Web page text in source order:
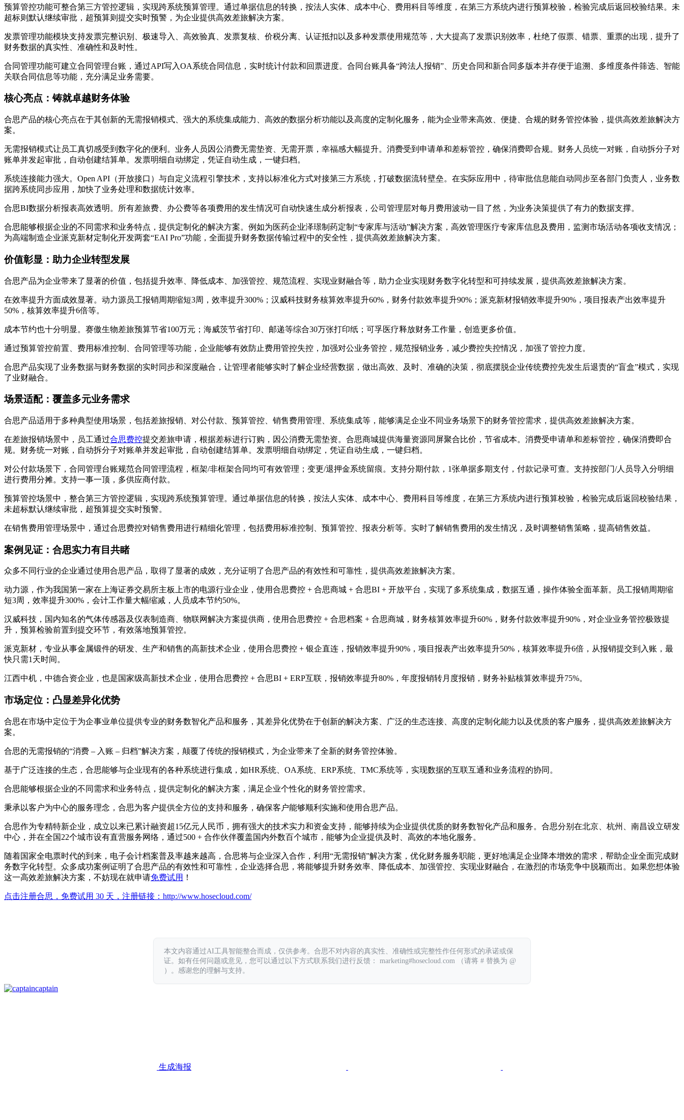
预算管控功能可整合第三方管控逻辑，实现跨系统预算管理。通过单据信息的转换，按法人实体、成本中心、费用科目等维度，在第三方系统内进行预算校验，检验完成后返回校验结果。未
超标则默认继续审批，超预算则提交实时预警，为企业提供高效差旅解决方案。
发票管理功能模块支持发票完整识别、极速导入、高效验真、发票复核、价税分离、认证抵扣以及多种发票使用规范等，大大提高了发票识别效率，杜绝了假票、错票、重票的出现，提升了
财务数据的真实性、准确性和及时性。
合同管理功能可建立合同管理台账，通过API写入OA系统合同信息，实时统计付款和回票进度。合同台账具备“跨法人报销”、历史合同和新合同多版本并存便于追溯、多维度条件筛选、智能
关联合同信息等功能，充分满足业务需要。
核心亮点：铸就卓越财务体验
合思产品的核心亮点在于其创新的无需报销模式、强大的系统集成能力、高效的数据分析功能以及高度的定制化服务，能为企业带来高效、便捷、合规的财务管控体验，提供高效差旅解决方
案。
无需报销模式让员工真切感受到数字化的便利。业务人员因公消费无需垫资、无需开票，幸福感大幅提升。消费受到申请单和差标管控，确保消费即合规。财务人员统一对账，自动拆分子对
账单并发起审批，自动创建结算单。发票明细自动绑定，凭证自动生成，一键归档。
系统连接能力强大。Open API（开放接口）与自定义流程引擎技术，支持以标准化方式对接第三方系统，打破数据流转壁垒。在实际应用中，待审批信息能自动同步至各部门负责人，业务数
据跨系统同步应用，加快了业务处理和数据统计效率。
合思BI数据分析报表高效透明。所有差旅费、办公费等各项费用的发生情况可自动快速生成分析报表，公司管理层对每月费用波动一目了然，为业务决策提供了有力的数据支撑。
合思能够根据企业的不同需求和业务特点，提供定制化的解决方案。例如为医药企业泽璟制药定制“专家库与活动”解决方案，高效管理医疗专家库信息及费用，监测市场活动各项收支情况；
为高端制造企业派克新材定制化开发两套“EAI Pro”功能，全面提升财务数据传输过程中的安全性，提供高效差旅解决方案。
价值彰显：助力企业转型发展
合思产品为企业带来了显著的价值，包括提升效率、降低成本、加强管控、规范流程、实现业财融合等，助力企业实现财务数字化转型和可持续发展，提供高效差旅解决方案。
在效率提升方面成效显著。动力源员工报销周期缩短3周，效率提升300%；汉威科技财务核算效率提升60%，财务付款效率提升90%；派克新材报销效率提升90%，项目报表产出效率提升
50%，核算效率提升6倍等。
成本节约也十分明显。赛傲生物差旅预算节省100万元；海威茨节省打印、邮递等综合30万张打印纸；可孚医疗释放财务工作量，创造更多价值。
通过预算管控前置、费用标准控制、合同管理等功能，企业能够有效防止费用管控失控，加强对公业务管控，规范报销业务，减少费控失控情况，加强了管控力度。
合思产品实现了业务数据与财务数据的实时同步和深度融合，让管理者能够实时了解企业经营数据，做出高效、及时、准确的决策，彻底摆脱企业传统费控先发生后退责的“盲盒”模式，实现
了业财融合。
场景适配：覆盖多元业务需求
合思产品适用于多种典型使用场景，包括差旅报销、对公付款、预算管控、销售费用管理、系统集成等，能够满足企业不同业务场景下的财务管控需求，提供高效差旅解决方案。
在差旅报销场景中，员工通过合思费控提交差旅申请，根据差标进行订购，因公消费无需垫资。合思商城提供海量资源同屏聚合比价，节省成本。消费受申请单和差标管控，确保消费即合
规。财务统一对账，自动拆分子对账单并发起审批，自动创建结算单。发票明细自动绑定，凭证自动生成，一键归档。
对公付款场景下，合同管理台账规范合同管理流程，框架/非框架合同均可有效管理；变更/退押金系统留痕。支持分期付款，1张单据多期支付，付款记录可查。支持按部门/人员导入分明细
进行费用分摊。支持一事一顶，多供应商付款。
预算管控场景中，整合第三方管控逻辑，实现跨系统预算管理。通过单据信息的转换，按法人实体、成本中心、费用科目等维度，在第三方系统内进行预算校验，检验完成后返回校验结果，
未超标默认继续审批，超预算提交实时预警。
在销售费用管理场景中，通过合思费控对销售费用进行精细化管理，包括费用标准控制、预算管控、报表分析等。实时了解销售费用的发生情况，及时调整销售策略，提高销售效益。
案例见证：合思实力有目共睹
众多不同行业的企业通过使用合思产品，取得了显著的成效，充分证明了合思产品的有效性和可靠性，提供高效差旅解决方案。
动力源，作为我国第一家在上海证券交易所主板上市的电源行业企业，使用合思费控 + 合思商城 + 合思BI + 开放平台，实现了多系统集成，数据互通，操作体验全面革新。员工报销周期缩
短3周，效率提升300%，会计工作量大幅缩减，人员成本节约50%。
汉威科技，国内知名的气体传感器及仪表制造商、物联网解决方案提供商，使用合思费控 + 合思档案 + 合思商城，财务核算效率提升60%，财务付款效率提升90%，对企业业务管控极致提
升，预算检验前置到提交环节，有效落地预算管控。
派克新材，专业从事金属锻件的研发、生产和销售的高新技术企业，使用合思费控 + 银企直连，报销效率提升90%，项目报表产出效率提升50%，核算效率提升6倍，从报销提交到入账，最
快只需1天时间。
江西中机，中德合资企业，也是国家级高新技术企业，使用合思费控 + 合思BI + ERP互联，报销效率提升80%，年度报销转月度报销，财务补贴核算效率提升75%。
市场定位：凸显差异化优势
合思在市场中定位于为企事业单位提供专业的财务数智化产品和服务，其差异化优势在于创新的解决方案、广泛的生态连接、高度的定制化能力以及优质的客户服务，提供高效差旅解决方
案。
合思的无需报销的“消费 – 入账 – 归档”解决方案，颠覆了传统的报销模式，为企业带来了全新的财务管控体验。
基于广泛连接的生态，合思能够与企业现有的各种系统进行集成，如HR系统、OA系统、ERP系统、TMC系统等，实现数据的互联互通和业务流程的协同。
合思能够根据企业的不同需求和业务特点，提供定制化的解决方案，满足企业个性化的财务管控需求。
秉承以客户为中心的服务理念，合思为客户提供全方位的支持和服务，确保客户能够顺利实施和使用合思产品。
合思作为专精特新企业，成立以来已累计融资超15亿元人民币，拥有强大的技术实力和资金支持，能够持续为企业提供优质的财务数智化产品和服务。合思分别在北京、杭州、南昌设立研发
中心，并在全国22个城市设有直营服务网络，通过500 + 合作伙伴覆盖国内外数百个城市，能够为企业提供及时、高效的本地化服务。
随着国家全电票时代的到来，电子会计档案普及率越来越高，合思将与企业深入合作，利用“无需报销”解决方案，优化财务服务职能，更好地满足企业降本增效的需求，帮助企业全面完成财
务数字化转型。众多成功案例证明了合思产品的有效性和可靠性，企业选择合思，将能够提升财务效率、降低成本、加强管控、实现业财融合，在激烈的市场竞争中脱颖而出。如果您想体验
这一高效差旅解决方案，不妨现在就申请免费试用 ！
点击注册合思，免费试用 30 天，注册链接： http://www.hosecloud.com/
本文内容通过AI工具智能整合而成，仅供参考。合思不对内容的真实性、准确性或完整性作任何形式的承诺或保
证。如有任何问题或意见，您可以通过以下方式联系我们进行反馈： marketing#hosecloud.com （请将 # 替换为 @
）。感谢您的理解与支持。
captain
生成海报